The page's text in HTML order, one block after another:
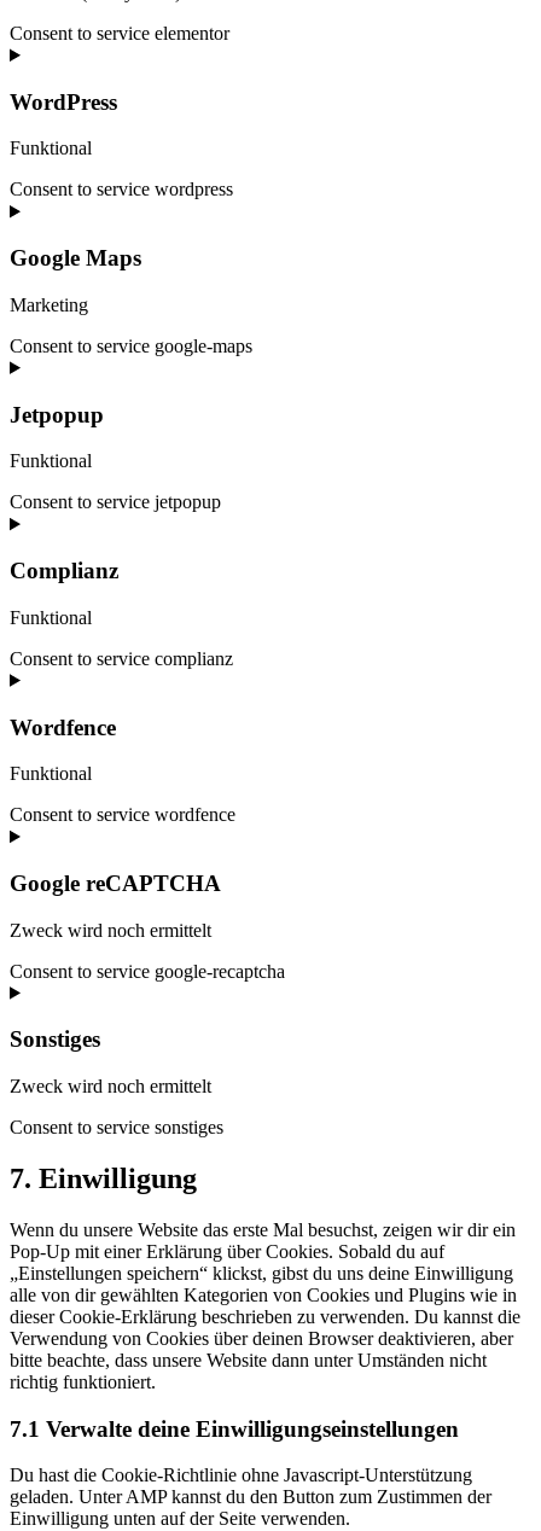
Consent to service elementor
WordPress
Funktional
Consent to service wordpress
Google Maps
Marketing
Consent to service google-maps
Jetpopup
Funktional
Consent to service jetpopup
Complianz
Funktional
Consent to service complianz
Wordfence
Funktional
Consent to service wordfence
Google reCAPTCHA
Zweck wird noch ermittelt
Consent to service google-recaptcha
Sonstiges
Zweck wird noch ermittelt
Consent to service sonstiges
7. Einwilligung
Wenn du unsere Website das erste Mal besuchst, zeigen wir dir ein
Pop-Up mit einer Erklärung über Cookies. Sobald du auf
„Einstellungen speichern“ klickst, gibst du uns deine Einwilligung
alle von dir gewählten Kategorien von Cookies und Plugins wie in
dieser Cookie-Erklärung beschrieben zu verwenden. Du kannst die
Verwendung von Cookies über deinen Browser deaktivieren, aber
bitte beachte, dass unsere Website dann unter Umständen nicht
richtig funktioniert.
7.1 Verwalte deine Einwilligungseinstellungen
Du hast die Cookie-Richtlinie ohne Javascript-Unterstützung
geladen. Unter AMP kannst du den Button zum Zustimmen der
Einwilligung unten auf der Seite verwenden.